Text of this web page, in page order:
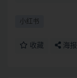
小红书
收藏 海报